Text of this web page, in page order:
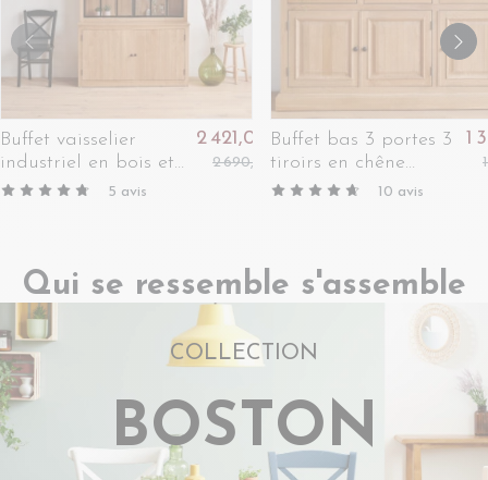
Buffet vaisselier
industriel en bois et
métal 4 portes -
5 avis
2 421,00 €
2 690,00 €
Buffet bas 3 portes 3
tiroirs en chêne
massif naturel -
10 avis
1
Qui se ressemble s'assemble
COLLECTION
BOSTON